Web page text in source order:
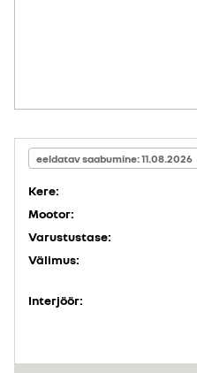
eeldatav saabumine: 11.08.2026
Kere:
Mootor:
Varustustase:
Välimus:
Interjöör: